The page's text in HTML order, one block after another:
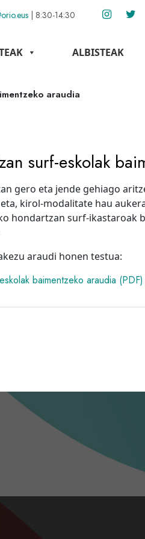
| 8:30-14:30
ALBISTEAK
araudia
surf-eskolak
gero eta jende gehiago
kirol-modalitate hau
hondartzan surf-ikastaroak
araudi honen testua:
baimentzeko araudia (PDF)